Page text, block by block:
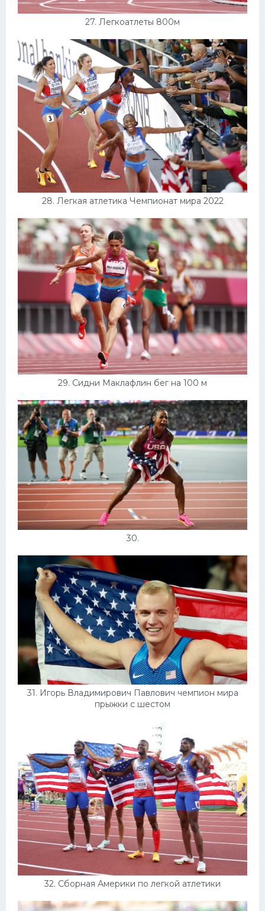
27. Легкоатлеты 800м
28. Легкая атлетика Чемпионат мира 2022
29. Сидни Маклафлин бег на 100 м
30.
31. Игорь Владимирович Павлович чемпион мира
прыжки с шестом
32. Сборная Америки по легкой атлетики